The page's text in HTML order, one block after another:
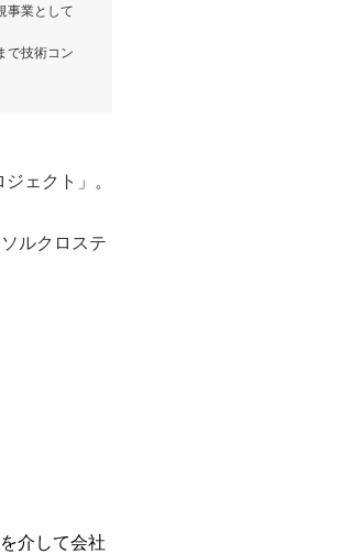
事業として
で技術コン
ェクト」。
ルクロステ
介して会社